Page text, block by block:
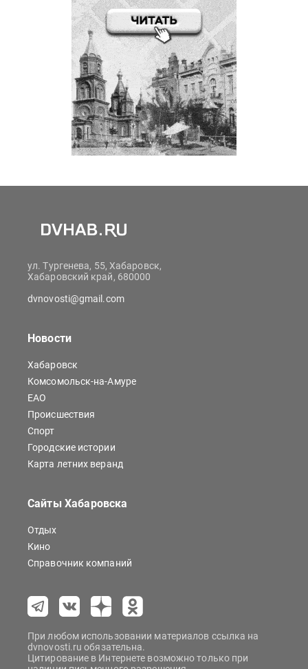
ул. Тургенева, 55, Хабаровск,
Хабаровский край, 680000
dvnovosti@gmail.com
Новости
Хабаровск
Комсомольск-на-Амуре
ЕАО
Происшествия
Спорт
Городские истории
Карта летних веранд
Сайты Хабаровска
Отдых
Кино
Справочник компаний
При любом использовании материалов ссылка на
dvnovosti.ru обязательна.
Цитирование в Интернете возможно только при